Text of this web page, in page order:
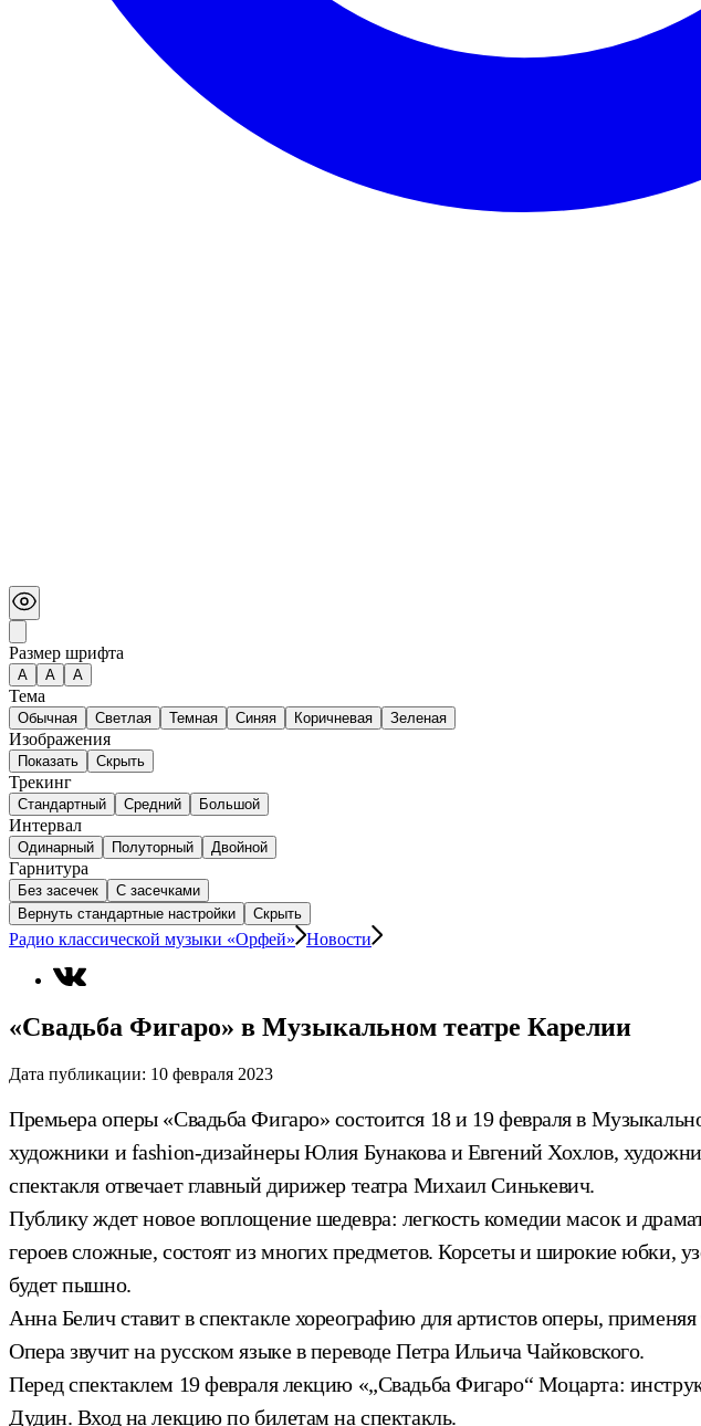
Размер шрифта
А A A
Тема
Обычная Светлая Темная Синяя Коричневая Зеленая
Изображения
Показать Скрыть
Трекинг
Стандартный Средний Большой
Интервал
Одинарный Полуторный Двойной
Гарнитура
Без засечек
С засечками
Вернуть стандартные настройки
Скрыть
Радио классической музыки «Орфей» Новости
«Свадьба Фигаро» в Музыкальном театре Карелии
Дата публикации: 10 февраля 2023
Премьера оперы «Свадьба Фигаро» состоится 18 и 19 февраля в
художники и fashion-дизайнеры Юлия Бунакова и Евгений Хохлов,
спектакля отвечает главный дирижер театра Михаил Синькевич.
Публику ждет новое воплощение шедевра: легкость комедии масок и
героев сложные, состоят из многих предметов. Корсеты и широкие юбки,
будет пышно.
Анна Белич ставит в спектакле хореографию для артистов оперы,
Опера звучит на русском языке в переводе Петра Ильича Чайковского.
Перед спектаклем 19 февраля лекцию «„Свадьба Фигаро“ Моцарта:
Дудин. Вход на лекцию по билетам на спектакль.